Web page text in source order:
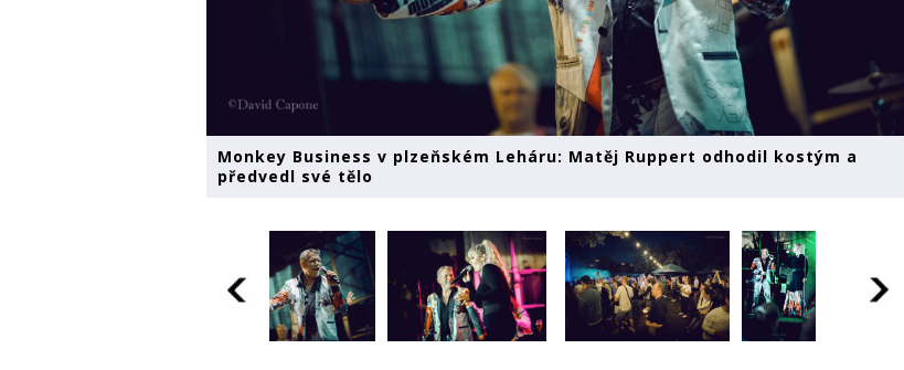
Monkey Business v plzeňském Leháru: Matěj Ruppert odhodil kostým a
předvedl své tělo